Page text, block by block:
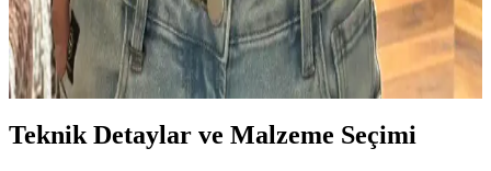
Rumble Raglan modelinde kullanılan Cascade 220 fingering ipliği
ve superwash ipliklerin avantajları tartışılıyor. Örgü gerilimi ve
bloklama işlemi örgünün görünümünü önemli ölçüde etkiliyor.
Teknik Detaylar ve Malzeme Seçimi